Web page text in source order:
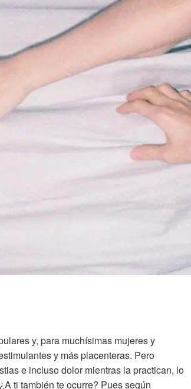
y, para muchísimas mujeres y
y más placenteras. Pero
e incluso dolor mientras la practican, lo
ti también te ocurre? Pues según